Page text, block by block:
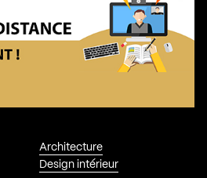
Architecture
Design intérieur